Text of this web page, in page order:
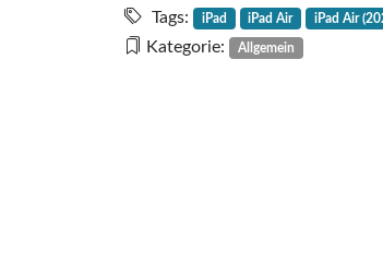
iPad
Air
Tags: iPad iPad Air iPad Air
Kategorie: Allgemein